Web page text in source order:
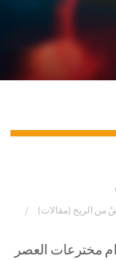
من الريح (مقالات)
مخترعات العصر